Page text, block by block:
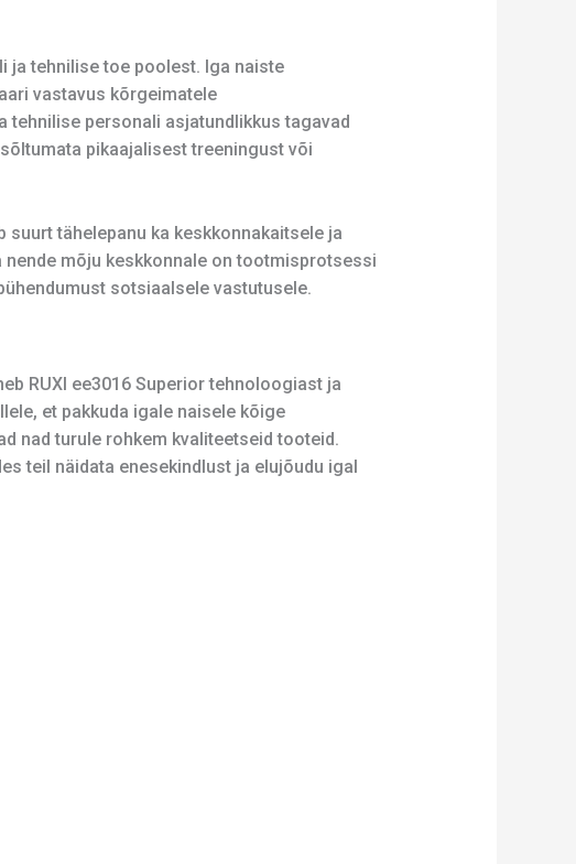
ja tehnilise toe poolest. Iga naiste
vastavus kõrgeimatele
tehnilise personali asjatundlikkus tagavad
pikaajalisest treeningust või
tähelepanu ka keskkonnakaitsele ja
mõju keskkonnale on tootmisprotsessi
sotsiaalsele vastutusele.
RUXI ee3016 Superior tehnoloogiast ja
et pakkuda igale naisele kõige
nad turule rohkem kvaliteetseid tooteid.
teil näidata enesekindlust ja elujõudu igal